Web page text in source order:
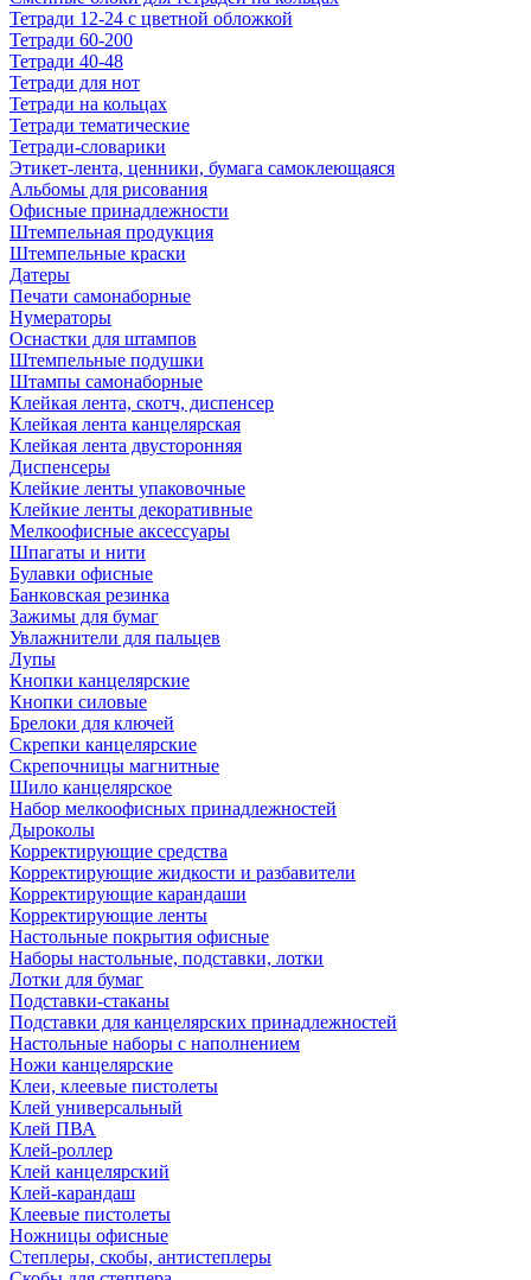
Тетради 12-24 с цветной обложкой
Тетради 60-200
Тетради 40-48
Тетради для нот
Тетради на кольцах
Тетради тематические
Тетради-словарики
Этикет-лента, ценники, бумага самоклеющаяся
Альбомы для рисования
Офисные принадлежности
Штемпельная продукция
Штемпельные краски
Датеры
Печати самонаборные
Нумераторы
Оснастки для штампов
Штемпельные подушки
Штампы самонаборные
Клейкая лента, скотч, диспенсер
Клейкая лента канцелярская
Клейкая лента двусторонняя
Диспенсеры
Клейкие ленты упаковочные
Клейкие ленты декоративные
Мелкоофисные аксессуары
Шпагаты и нити
Булавки офисные
Банковская резинка
Зажимы для бумаг
Увлажнители для пальцев
Лупы
Кнопки канцелярские
Кнопки силовые
Брелоки для ключей
Скрепки канцелярские
Скрепочницы магнитные
Шило канцелярское
Набор мелкоофисных принадлежностей
Дыроколы
Корректирующие средства
Корректирующие жидкости и разбавители
Корректирующие карандаши
Корректирующие ленты
Настольные покрытия офисные
Наборы настольные, подставки, лотки
Лотки для бумаг
Подставки-стаканы
Подставки для канцелярских принадлежностей
Настольные наборы с наполнением
Ножи канцелярские
Клеи, клеевые пистолеты
Клей универсальный
Клей ПВА
Клей-роллер
Клей канцелярский
Клей-карандаш
Клеевые пистолеты
Ножницы офисные
Степлеры, скобы, антистеплеры